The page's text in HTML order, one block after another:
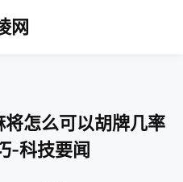
网
怎么可以胡牌几率
-科技要闻